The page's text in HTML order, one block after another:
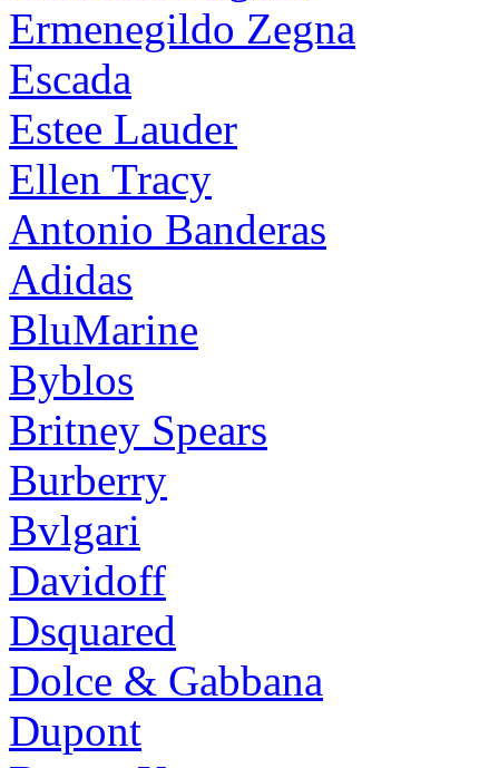
Ermenegildo Zegna
Escada
Estee Lauder
Ellen Tracy
Antonio Banderas
Adidas
BluMarine
Byblos
Britney Spears
Burberry
Bvlgari
Davidoff
Dsquared
Dolce & Gabbana
Dupont